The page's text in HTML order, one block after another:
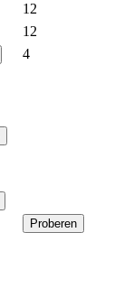
12
12
4
Proberen